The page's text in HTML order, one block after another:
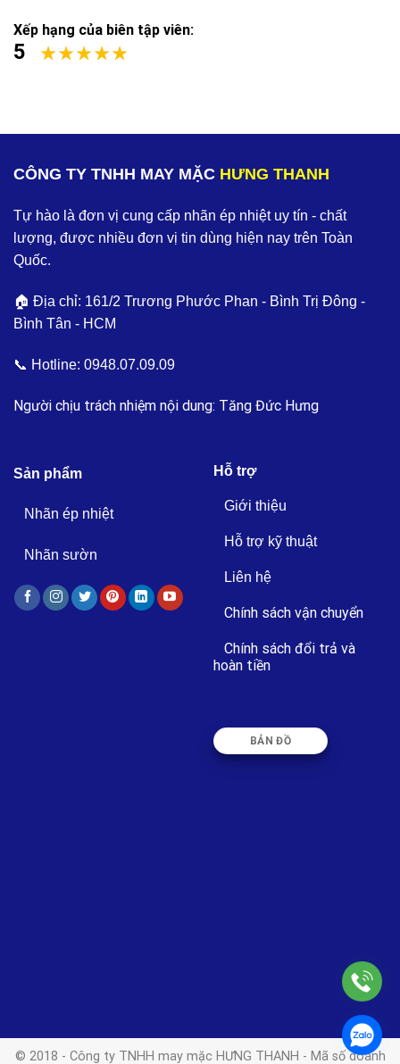
Xếp hạng của biên tập viên:
5
CÔNG TY TNHH MAY MẶC HƯNG THANH
Tự hào là đơn vị cung cấp nhãn ép nhiệt uy tín - chất
lượng, được nhiều đơn vị tin dùng hiện nay trên Toàn
Quốc.
🏠 Địa chỉ: 161/2 Trương Phước Phan - Bình Trị Đông -
Bình Tân - HCM
📞 Hotline: 0948.07.09.09
Người chịu trách nhiệm nội dung: Tăng Đức Hưng
Sản phẩm
Nhãn ép nhiệt
Nhãn sườn
Hỗ trợ
Giới thiệu
Hỗ trợ kỹ thuật
Liên hệ
Chính sách vận chuyển
Chính sách đổi trả và
hoàn tiền
BẢN ĐỒ
© 2018 - Công ty TNHH may mặc HƯNG THANH - Mã số doanh